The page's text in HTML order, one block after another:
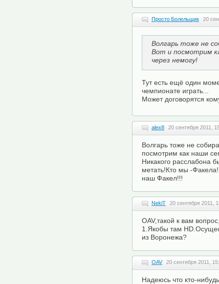
Просто Болельщик 20
Волгарь тоже не
Вот и посмотрим
через немогу!
Тут есть ещё один
чемпионате играть...
Может договорятся
alex8 20 сентября 2011,
Волгарь тоже не
посмотрим как наши
Никакого расслабона
метать!Кто мы -
наш Факел!!!
NekiT 20 сентября 2011,
OAV,такой к вам
1.Якобы там
из Воронежа?
OAV 20 сентября 2011,
Надеюсь что кто-